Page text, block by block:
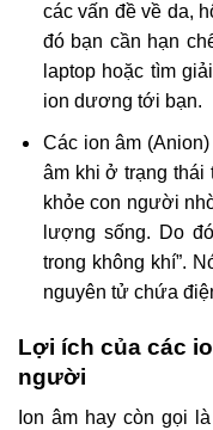
các vấn đề về da,
đó bạn cần hạn
laptop hoặc tìm
ion dương tới bạn.
Các ion âm
âm khi ở trạng thái
khỏe con người
lượng sống. Do
trong không khí”.
nguyên tử chứa
Lợi ích của các
người
Ion âm hay còn gọi